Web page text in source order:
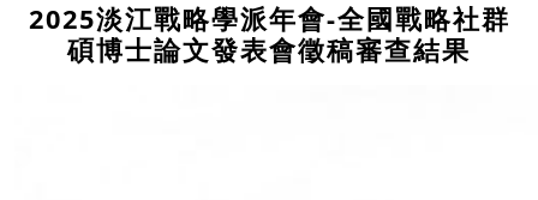
2025淡江戰略學派年會-全國戰略社群
碩博士論文發表會徵稿審查結果